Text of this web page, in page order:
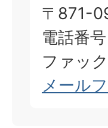
〒871-
電話番
ファッ
メール